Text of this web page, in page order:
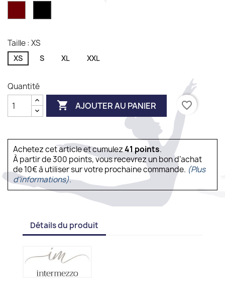
Taille : XS
XS S XL XXL
Quantité
 AJOUTER AU PANIER favorite_border
Achetez cet article et cumulez41points.
À partir de 300 points, vous recevrez un bon d’achat
de 10€ à utiliser sur votre prochaine commande. (Plus
d'informations).
Détails du produit